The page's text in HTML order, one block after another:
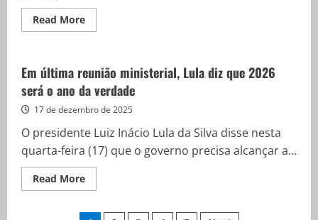
Read MoreRead
more
de
Brasília,
TH
Joias
cumpre
diferenciado
Em última reunião ministerial, Lula diz que 2026
será o ano da verdade
17 de dezembro de 2025
O presidente Luiz Inácio Lula da Silva disse nesta
quarta-feira (17) que o governo precisa alcançar a...
Read MoreRead
more